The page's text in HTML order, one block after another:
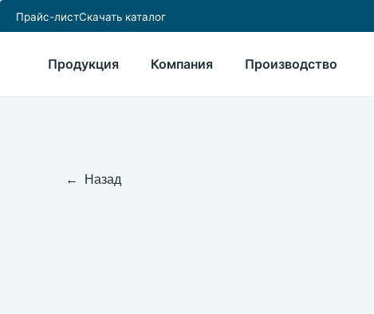
Прайс-листСкачать каталог
Продукция Компания Производство
← Назад